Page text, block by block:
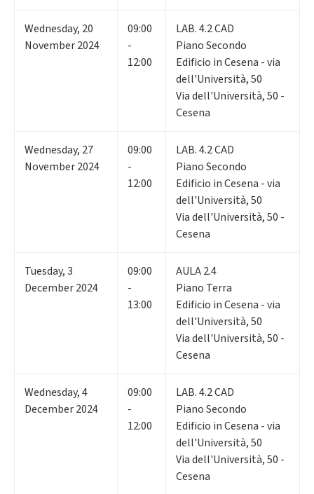
Wednesday, 20
November 2024
09:00
-
12:00
LAB. 4.2 CAD
Piano Secondo
Edificio in Cesena - via
dell'Università, 50
Via dell'Università, 50 -
Cesena
Wednesday, 27
November 2024
09:00
-
12:00
LAB. 4.2 CAD
Piano Secondo
Edificio in Cesena - via
dell'Università, 50
Via dell'Università, 50 -
Cesena
Tuesday,3
December 2024
09:00
-
13:00
AULA 2.4
Piano Terra
Edificio in Cesena - via
dell'Università, 50
Via dell'Università, 50 -
Cesena
Wednesday,4
December 2024
09:00
-
12:00
LAB. 4.2 CAD
Piano Secondo
Edificio in Cesena - via
dell'Università, 50
Via dell'Università, 50 -
Cesena